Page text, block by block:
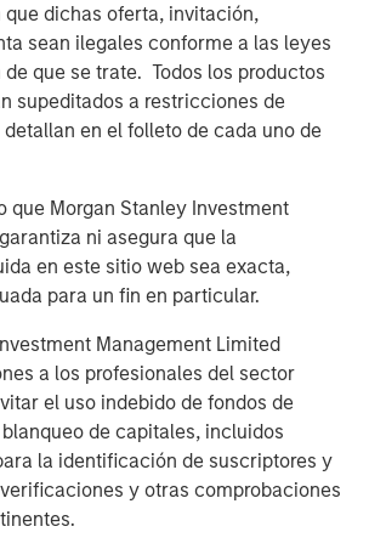
dichas oferta, invitación,
sean ilegales conforme a las leyes
que se trate. Todos los productos
supeditados a restricciones de
en el folleto de cada uno de
que Morgan Stanley Investment
ni asegura que la
en este sitio web sea exacta,
para un fin en particular.
Management Limited
a los profesionales del sector
el uso indebido de fondos de
de capitales, incluidos
la identificación de suscriptores y
y otras comprobaciones
Outlook:
remains resilient
volatility and divergence across
and energy prices keep
real estate continues to
value, supported by a
income streams, and
In this environment,